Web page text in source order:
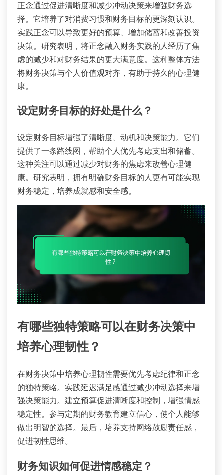
正念通过促进清晰度和减少冲动决策来增强财务选
择。它培养了对消费习惯和财务目标的更深刻认识。
实践正念可以导致更好的预算、增加储蓄和改善投资
决策。研究表明，将正念融入财务实践的人经历了焦
虑的减少和对财务结果的更大满意度。这种整体方法
将财务决策与个人价值观对齐，有助于持久的心理健
康。
设定财务目标的好处是什么？
设定财务目标增强了清晰度、动机和决策能力。它们
提供了一条路线图，帮助个人优先考虑支出和储蓄。
这种关注可以通过减少对财务的焦虑来改善心理健
康。研究表明，拥有明确财务目标的人更有可能实现
财务稳定，培养成就感和安全感。
有哪些独特策略可以在财务决策中
培养心理韧性？
在财务决策中培养心理韧性需要优先考虑纪律和正念
的独特策略。实践延迟满足感通过减少冲动选择来增
强决策能力。建立预算促进清晰度和控制，增强情感
稳定性。参与定期的财务教育建立信心，使个人能够
做出明智的选择。最后，培养支持网络鼓励责任感，
促进韧性思维。
财务知识如何促进情感稳定？